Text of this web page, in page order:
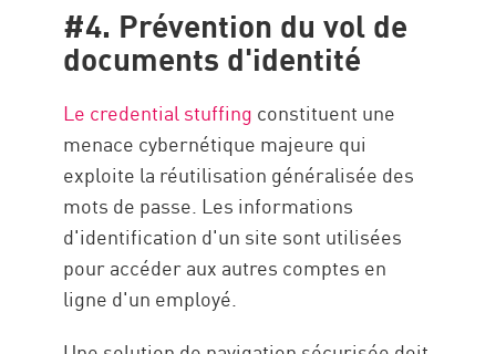
#4. Prévention du vol de
documents d'identité
Le credential stuffing constituent une
menace cybernétique majeure qui
exploite la réutilisation généralisée des
mots de passe. Les informations
d'identification d'un site sont utilisées
pour accéder aux autres comptes en
ligne d'un employé.